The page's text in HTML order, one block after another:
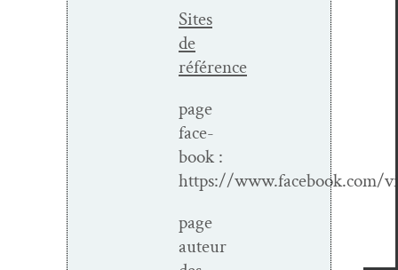
Sites
de
référence
page
face­
book :
https://www.facebook.com/
page
auteur